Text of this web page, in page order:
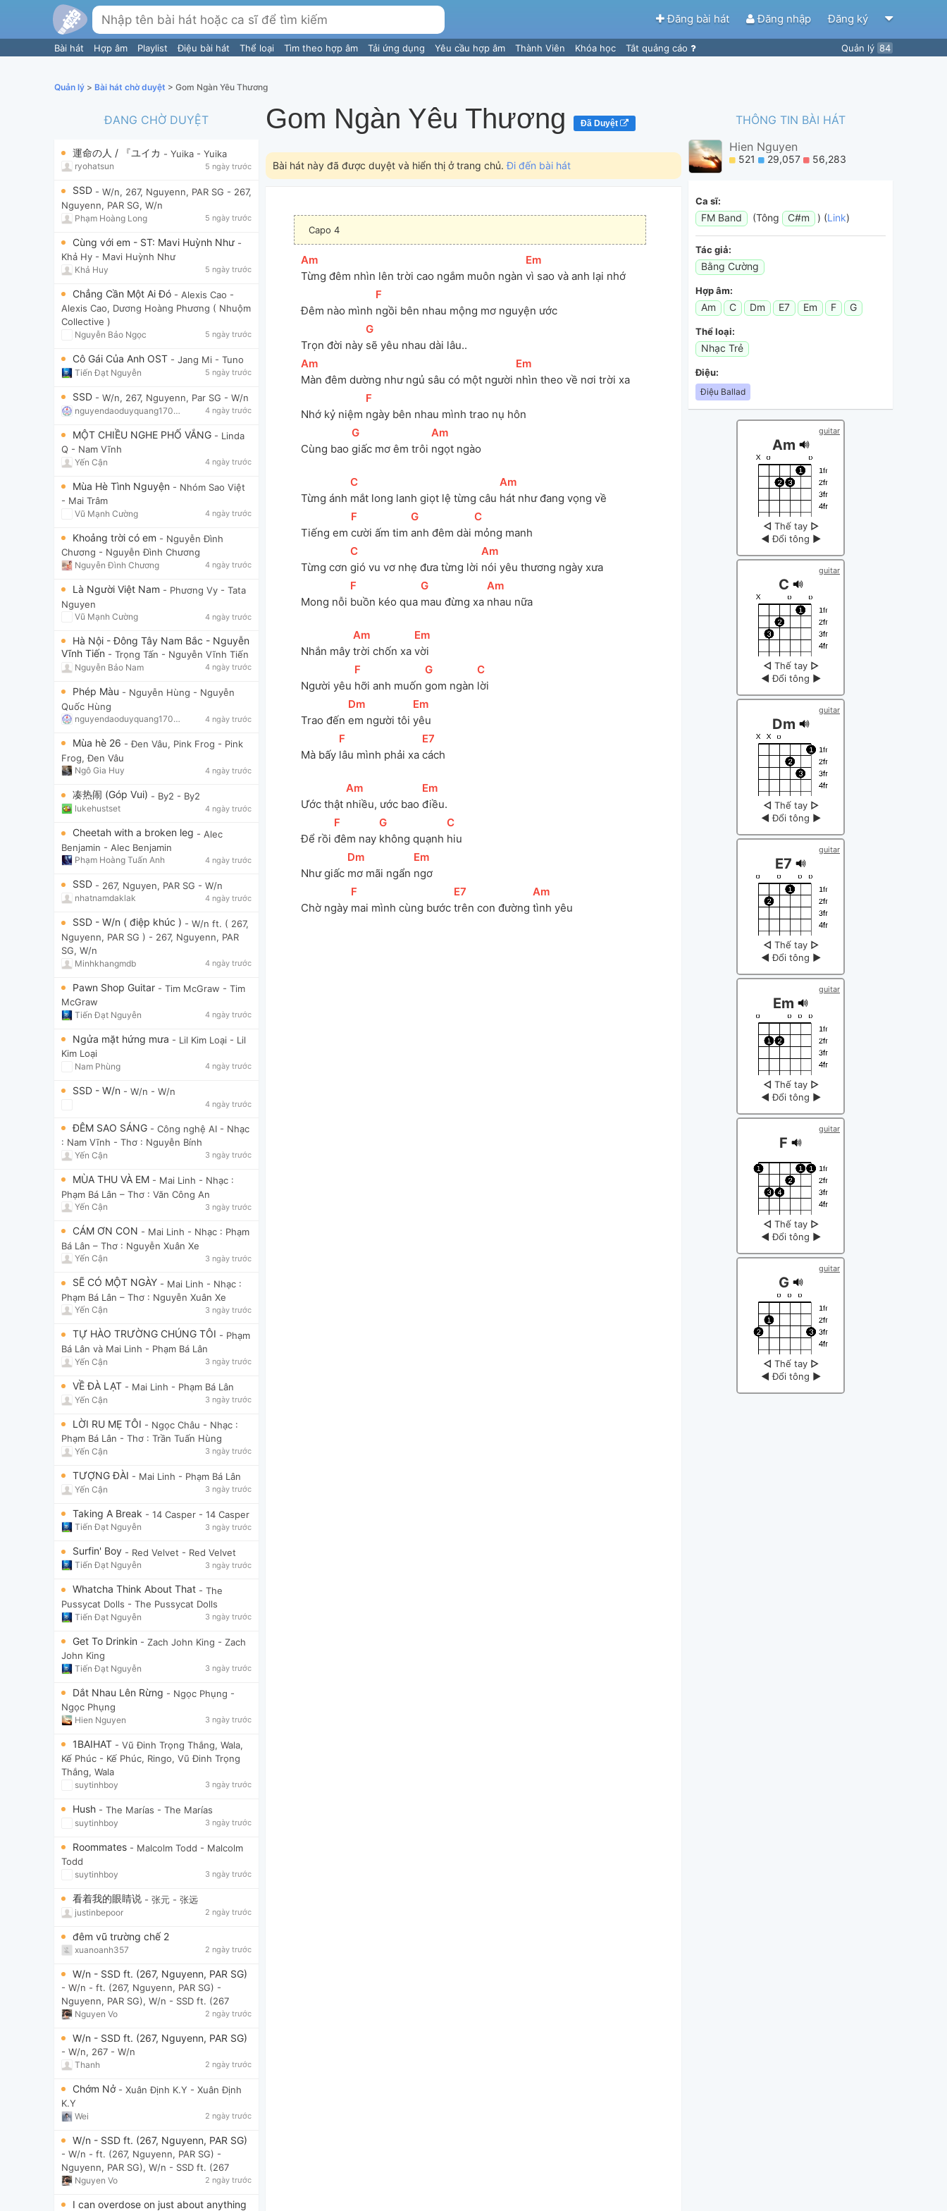
Đăng bài hát Đăng nhập Đăng ký
Bài hát Hợp âm Playlist Điệu bài hát Thể loại Tìm theo hợp âm Tải ứng dụng Yêu cầu hợp âm Thành Viên Khóa học Tắt quảng cáo Quản lý 84
Quản lý > Bài hát chờ duyệt > Gom Ngàn Yêu Thương
ĐANG CHỜ DUYỆT
運命の人 / 『ユイカ - Yuika - Yuika
ryohatsun 5 ngày trước
SSD - W/n, 267, Nguyenn, PAR SG - 267,
Nguyenn, PAR SG, W/n
Phạm Hoàng Long 5 ngày trước
Cùng với em - ST: Mavi Huỳnh Như -
Khả Hy - Mavi Huỳnh Như
Khả Huy 5 ngày trước
Chẳng Cần Một Ai Đó - Alexis Cao -
Alexis Cao, Dương Hoàng Phương ( Nhuộm
Collective )
Nguyễn Bảo Ngọc 5 ngày trước
Cô Gái Của Anh OST - Jang Mi - Tuno
Tiến Đạt Nguyễn 5 ngày trước
SSD - W/n, 267, Nguyenn, Par SG - W/n
nguyendaoduyquang17021 4 ngày trước
MỘT CHIỀU NGHE PHỐ VẮNG - Linda
Q - Nam Vĩnh
Yến Cận 4 ngày trước
Mùa Hè Tình Nguyện - Nhóm Sao Việt
- Mai Trâm
Vũ Mạnh Cường 4 ngày trước
Khoảng trời có em - Nguyễn Đình
Chương - Nguyễn Đình Chương
Nguyễn Đình Chương 4 ngày trước
Là Người Việt Nam - Phương Vy - Tata
Nguyen
Vũ Mạnh Cường 4 ngày trước
Hà Nội - Đông Tây Nam Bắc - Nguyễn
Vĩnh Tiến - Trọng Tấn - Nguyễn Vĩnh Tiến
Nguyễn Bảo Nam 4 ngày trước
Phép Màu - Nguyễn Hùng - Nguyễn
Quốc Hùng
nguyendaoduyquang17021 4 ngày trước
Mùa hè 26 - Đen Vâu, Pink Frog - Pink
Frog, Đen Vâu
Ngô Gia Huy 4 ngày trước
凑热闹 (Góp Vui) - By2 - By2
lukehustset 4 ngày trước
Cheetah with a broken leg - Alec
Benjamin - Alec Benjamin
Phạm Hoàng Tuấn Anh 4 ngày trước
SSD - 267, Nguyen, PAR SG - W/n
nhatnamdaklak 4 ngày trước
SSD - W/n ( điệp khúc ) - W/n ft. ( 267,
Nguyenn, PAR SG ) - 267, Nguyenn, PAR
SG, W/n
Minhkhangmdb 4 ngày trước
Pawn Shop Guitar - Tim McGraw - Tim
McGraw
Tiến Đạt Nguyễn 4 ngày trước
Ngửa mặt hứng mưa - Lil Kim Loại - Lil
Kim Loại
Nam Phùng 4 ngày trước
SSD - W/n - W/n - W/n
4 ngày trước
ĐÊM SAO SÁNG - Công nghệ AI - Nhạc
: Nam Vĩnh - Thơ : Nguyễn Bính
Yến Cận 3 ngày trước
MÙA THU VÀ EM - Mai Linh - Nhạc :
Phạm Bá Lân – Thơ : Văn Công An
Yến Cận 3 ngày trước
CÁM ƠN CON - Mai Linh - Nhạc : Phạm
Bá Lân – Thơ : Nguyễn Xuân Xe
Yến Cận 3 ngày trước
SẼ CÓ MỘT NGÀY - Mai Linh - Nhạc :
Phạm Bá Lân – Thơ : Nguyễn Xuân Xe
Yến Cận 3 ngày trước
TỰ HÀO TRƯỜNG CHÚNG TÔI - Phạm
Bá Lân và Mai Linh - Phạm Bá Lân
Yến Cận 3 ngày trước
VỀ ĐÀ LẠT - Mai Linh - Phạm Bá Lân
Yến Cận 3 ngày trước
LỜI RU MẸ TÔI - Ngọc Châu - Nhạc :
Phạm Bá Lân - Thơ : Trần Tuấn Hùng
Yến Cận 3 ngày trước
TƯỢNG ĐÀI - Mai Linh - Phạm Bá Lân
Yến Cận 3 ngày trước
Taking A Break - 14 Casper - 14 Casper
Tiến Đạt Nguyễn 3 ngày trước
Surfin' Boy - Red Velvet - Red Velvet
Tiến Đạt Nguyễn 3 ngày trước
Whatcha Think About That - The
Pussycat Dolls - The Pussycat Dolls
Tiến Đạt Nguyễn 3 ngày trước
Get To Drinkin - Zach John King - Zach
John King
Tiến Đạt Nguyễn 3 ngày trước
Dắt Nhau Lên Rừng - Ngọc Phụng -
Ngọc Phụng
Hien Nguyen 3 ngày trước
1BAIHAT - Vũ Đinh Trọng Thắng, Wala,
Kế Phúc - Kế Phúc, Ringo, Vũ Đinh Trọng
Thắng, Wala
suytinhboy 3 ngày trước
Hush - The Marías - The Marías
suytinhboy 3 ngày trước
Roommates - Malcolm Todd - Malcolm
Todd
suytinhboy 3 ngày trước
看着我的眼睛说 - 张元 - 张远
justinbepoor 2 ngày trước
đêm vũ trường chế 2
xuanoanh357 2 ngày trước
W/n - SSD ft. (267, Nguyenn, PAR SG)
- W/n - ft. (267, Nguyenn, PAR SG) -
Nguyenn, PAR SG), W/n - SSD ft. (267
Nguyen Vo 2 ngày trước
W/n - SSD ft. (267, Nguyenn, PAR SG)
- W/n, 267 - W/n
Thanh 2 ngày trước
Chớm Nở - Xuân Định K.Y - Xuân Định
K.Y
Wei 2 ngày trước
W/n - SSD ft. (267, Nguyenn, PAR SG)
- W/n - ft. (267, Nguyenn, PAR SG) -
Nguyenn, PAR SG), W/n - SSD ft. (267
Nguyen Vo 2 ngày trước
I can overdose on just about anything
Gom Ngàn Yêu Thương Đã Duyệt
Bài hát này đã được duyệt và hiển thị ở trang chủ.Đi đến bài hát
Capo 4
[
Am
Từng đêm nhìn lên trời cao ngắm muôn ngàn
[Em
vì sao và anh lại nhớ
Đêm nào mình
[F
ngồi bên nhau mộng mơ nguyện ước
Trọn đời này
[
G
sẽ yêu nhau dài lâu..
[
Am
Màn đêm dường như ngủ sâu có một người
[Em
nhìn theo về nơi trời xa
Nhớ kỷ niệm
[F
ngày bên nhau mình trao nụ hôn
Cùng bao
[
G
giấc mơ êm trôi
[
Am
ngọt ngào
Từng ánh
[
C
mắt long lanh giọt lệ từng câu
[
Am
hát như đang vọng về
Tiếng em
[F
cười ấm tim
[
G
anh đêm dài
[
C
mỏng manh
Từng cơn
[
C
gió vu vơ nhẹ đưa từng lời
[
Am
nói yêu thương ngày xưa
Mong nỗi
[F
buồn kéo qua
[
G
mau đừng xa
[
Am
nhau nữa
Nhắn mây
[
Am
trời chốn xa
[Em
vời
Người yêu
[F
hỡi anh muốn
[
G
gom ngàn
[
C
lời
Trao đến
[Dm
em người tôi
[Em
yêu
Mà bấy
[F
lâu mình phải xa
[E7
cách
Ước thật
[
Am
nhiều, ước bao
[Em
điều.
Để rồi
[F
đêm nay
[
G
không quạnh
[
C
hiu
Như giấc
[Dm
mơ mãi ngẩn
[Em
ngơ
Chờ ngày
[F
mai mình cùng bước
[E7
trên con đường
[
Am
tình yêu
THÔNG TIN BÀI HÁT
Hien Nguyen
521 29,057 56,283
Ca sĩ:
FM Band (Tông C#m ) (Link)
Tác giả:
Bằng Cường
Hợp âm:
Am C Dm E7 Em F G
Thể loại:
Nhạc Trẻ
Điệu:
Điệu Ballad
guitar
Am
◁ Thế tay ▷
◀ Đổi tông ▶
guitar
C
◁ Thế tay ▷
◀ Đổi tông ▶
guitar
Dm
◁ Thế tay ▷
◀ Đổi tông ▶
guitar
E7
◁ Thế tay ▷
◀ Đổi tông ▶
guitar
Em
◁ Thế tay ▷
◀ Đổi tông ▶
guitar
F
◁ Thế tay ▷
◀ Đổi tông ▶
guitar
G
◁ Thế tay ▷
◀ Đổi tông ▶